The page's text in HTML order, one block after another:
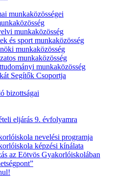
munkaközösségei
munkaközösség
és sport munkaközösség
munkaközösség
munkaközösség
munkaközösség
Segítők Csoportja
bizottságai
eljárás 9. évfolyamra
nevelési programja
képzési kínálata
az Eötvös Gyakorlóiskolában